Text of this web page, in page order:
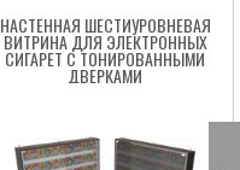
НАСТЕННАЯ ШЕСТИУРОВНЕВАЯ
ВИТРИНА ДЛЯ ЭЛЕКТРОННЫХ
СИГАРЕТ С ТОНИРОВАННЫМИ
ДВЕРКАМИ